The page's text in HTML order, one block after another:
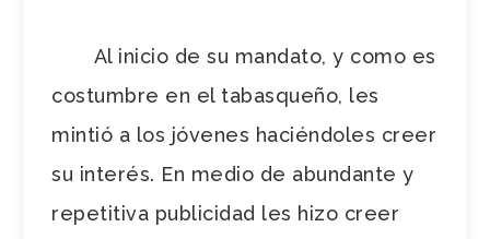
Al inicio de su mandato, y como es
costumbre en el tabasqueño, les
mintió a los jóvenes haciéndoles creer
su interés. En medio de abundante y
repetitiva publicidad les hizo creer